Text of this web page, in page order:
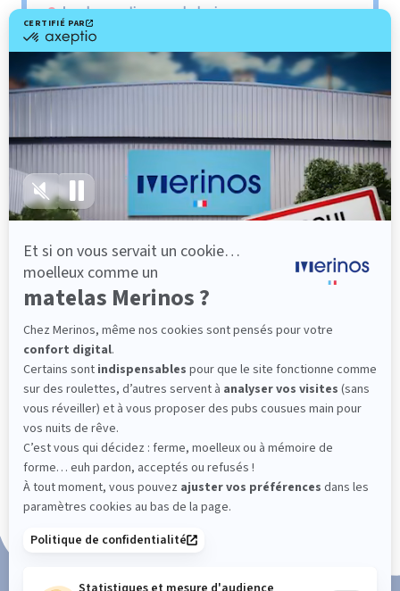
Le plus : soutien morphologique
Grâce à ses 3 zones de confort, le sommier
Pencil vous assure tout son soutien. Avec les
épaules, le dos et le bassin qui reposent sur ses
lattes, vous évitez les douleurs au petit matin.
501,00 €
Découvrir
Fabrication Française
101 nuits d'essai*
Paiement en 3x ou 4x sans frais